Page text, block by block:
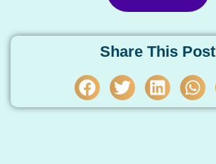
Share This Post